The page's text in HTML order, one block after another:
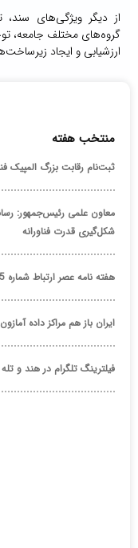
از دیگر ویژگی‌های سند،
گروه‌های مختلف جامعه،
ارزشیابی و ایجاد
منتخب هفته
ثبت‌نام رقابت بزرگ المپیک فناوری ۲۰۲۶
معاون علمی رئیس‌جمهور:
شکل‌گیری قدرت فناورانه
هفته نامه عصر ارتباط شماره 1145
ایران باز هم مراکز داده
فیلترینگ تلگرام در هند و